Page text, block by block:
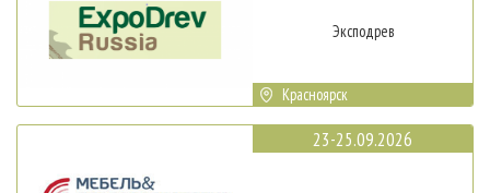
Эксподрев
Красноярск
23-25.09.2026